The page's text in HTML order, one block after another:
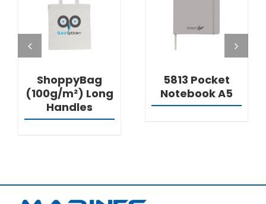
ShoppyBag
(100g/m²) Long
Handles
5813 Pocket
Notebook A5